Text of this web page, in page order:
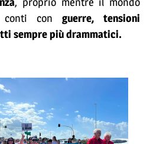
con guerre, tensioni
sempre più drammatici.